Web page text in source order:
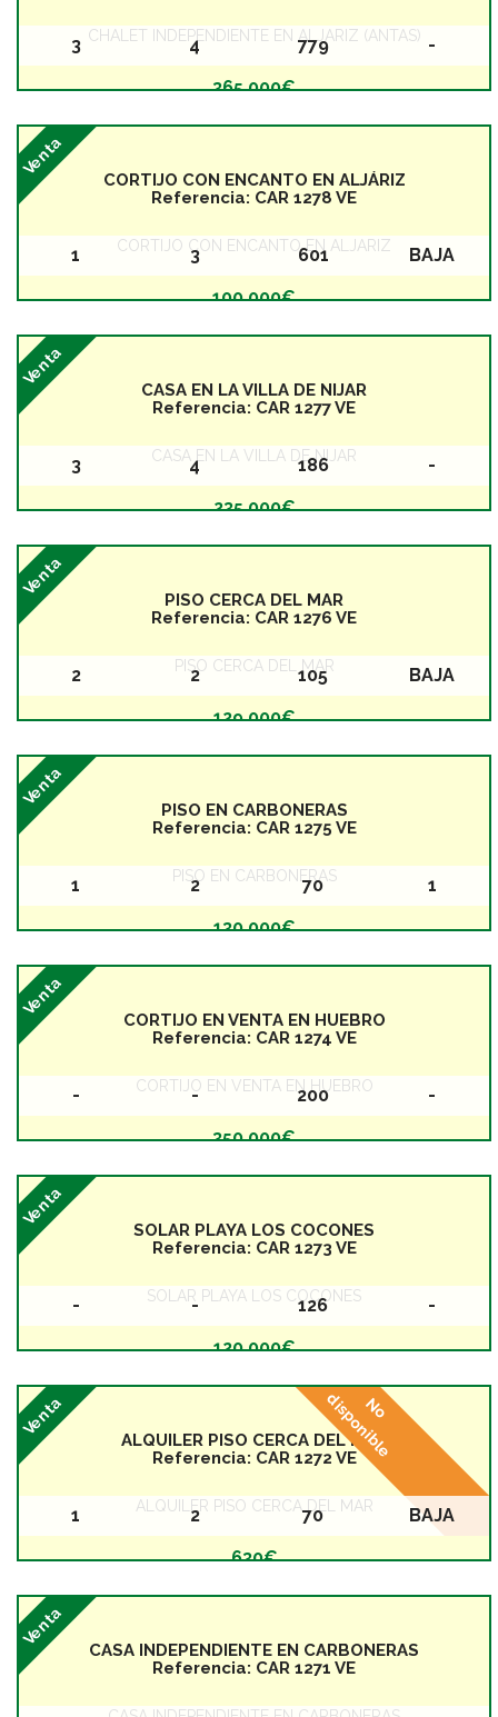
CHALET INDEPENDIENTE EN ALJÁRIZ (ANTAS)
365.000€
3 4
Dormitorios
779
Superficie
-
CORTIJO CON ENCANTO EN ALJÁRIZ
Referencia: CAR 1278 VE
CORTIJO CON ENCANTO EN ALJÁRIZ
Venta
100.000€
1 3 601
Superficie
BAJA
CASA EN LA VILLA DE NIJAR
Referencia: CAR 1277 VE
CASA EN LA VILLA DE NIJAR
Venta
235.000€
3 4 186
Superficie
-
PISO CERCA DEL MAR
Referencia: CAR 1276 VE
PISO CERCA DEL MAR
Venta
129.000€
2 2 105
Superficie
BAJA
PISO EN CARBONERAS
Referencia: CAR 1275 VE
PISO EN CARBONERAS
Venta
130.000€
1 2 70
Superficie
1
CORTIJO EN VENTA EN HUEBRO
Referencia: CAR 1274 VE
CORTIJO EN VENTA EN HUEBRO
Venta
350.000€
- - 200
Superficie
-
SOLAR PLAYA LOS COCONES
Referencia: CAR 1273 VE
SOLAR PLAYA LOS COCONES
Venta
120.000€
- - 126
Superficie
-
ALQUILER PISO CERCA DEL MAR
Referencia: CAR 1272 VE
ALQUILER PISO CERCA DEL MAR
Venta No
disponible
630€
1 2 70 BAJA
CASA INDEPENDIENTE EN CARBONERAS
Referencia: CAR 1271 VE
Venta